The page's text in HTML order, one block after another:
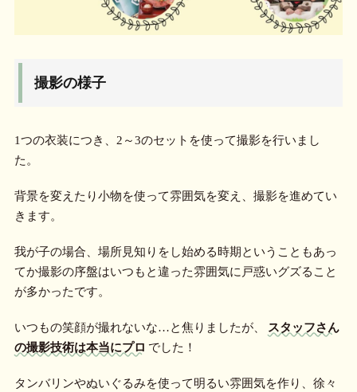
撮影の様子
1つの衣装につき、2～3のセットを使って撮影を行いまし
た。
背景を変えたり小物を使って雰囲気を変え、撮影を進めてい
きます。
我が子の場合、場所見知りをし始める時期ということもあっ
てか撮影の序盤はいつもと違った雰囲気に戸惑いグズること
が多かったです。
いつもの笑顔が撮れないな…と焦りましたが、
スタッフさん
の撮影技術は本当にプロ でした！
タンバリンやぬいぐるみを使って明るい雰囲気を作り、徐々